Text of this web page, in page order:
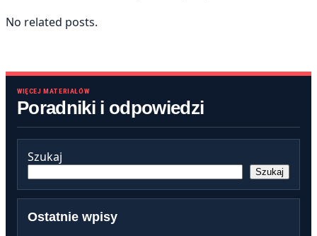
WIĘCEJ MATERIAŁÓW
Poradniki i odpowiedzi
Szukaj
Szukaj
Ostatnie wpisy
No related posts.